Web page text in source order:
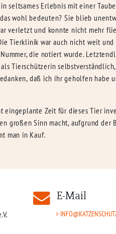
seltsames Erlebnis mit einer
wohl bedeuten? Sie blieb
verletzt und konnte nicht mehr
Tierklinik war auch nicht weit
die notiert wurde.
Tierschützerin
daß ich ihr geholfen
Zeit für dieses Tier
großen Sinn macht, aufgrund
man in Kauf.
E-Mail